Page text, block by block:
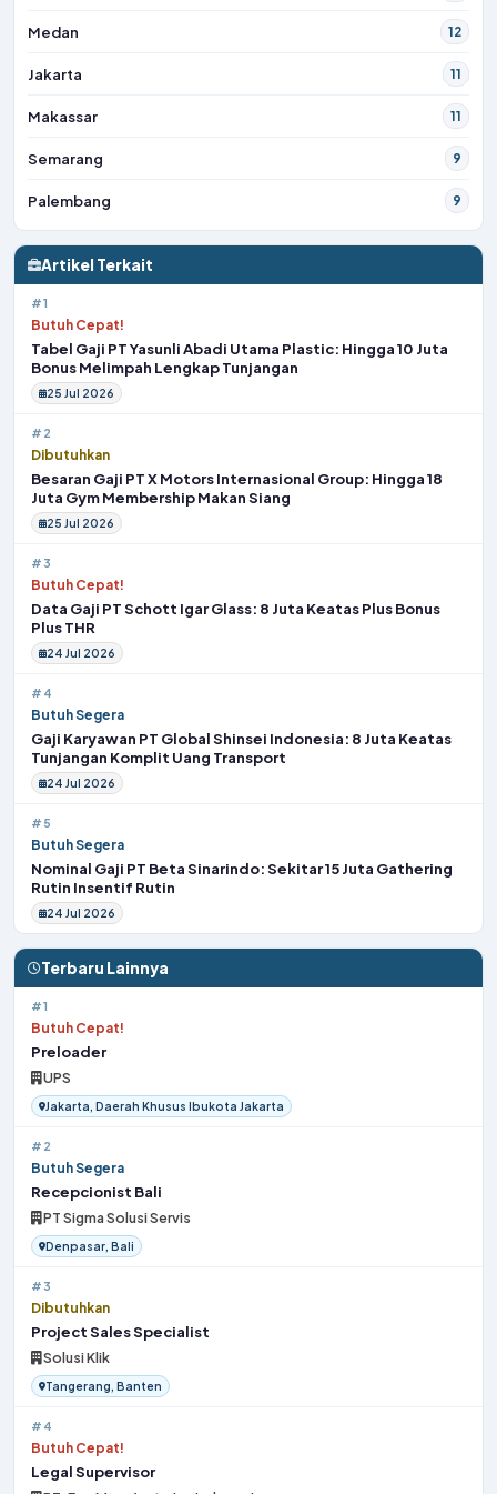
Medan 12
Jakarta 11
Makassar 11
Semarang 9
Palembang 9
Artikel Terkait
#1
Butuh Cepat!
Tabel Gaji PT Yasunli Abadi Utama Plastic: Hingga 10 Juta
Bonus Melimpah Lengkap Tunjangan
25 Jul 2026
#2
Dibutuhkan
Besaran Gaji PT X Motors Internasional Group: Hingga 18
Juta Gym Membership Makan Siang
25 Jul 2026
#3
Butuh Cepat!
Data Gaji PT Schott Igar Glass: 8 Juta Keatas Plus Bonus
Plus THR
24 Jul 2026
#4
Butuh Segera
Gaji Karyawan PT Global Shinsei Indonesia: 8 Juta Keatas
Tunjangan Komplit Uang Transport
24 Jul 2026
#5
Butuh Segera
Nominal Gaji PT Beta Sinarindo: Sekitar 15 Juta Gathering
Rutin Insentif Rutin
24 Jul 2026
Terbaru Lainnya
#1
Butuh Cepat!
Preloader
UPS
Jakarta, Daerah Khusus Ibukota Jakarta
#2
Butuh Segera
Recepcionist Bali
PT Sigma Solusi Servis
Denpasar, Bali
#3
Dibutuhkan
Project Sales Specialist
Solusi Klik
Tangerang, Banten
#4
Butuh Cepat!
Legal Supervisor